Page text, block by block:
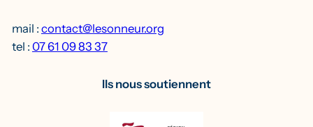
mail : contact@lesonneur.org
tel : 07 61 09 83 37
Ils nous soutiennent